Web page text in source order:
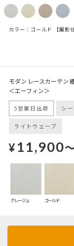
カラー：ゴールド 【撮影
モダン レースカーテン
＜エーフィン＞
5営業日出荷 シ
ライトウェーブ
¥11,900
グレージュ ゴールド